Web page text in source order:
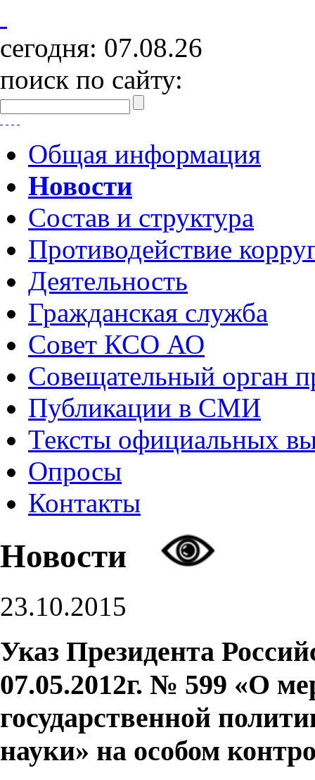
сегодня: 07.08.26
поиск по сайту:
Общая информация
Новости
Состав и структура
Противодействие
Деятельность
Гражданская служба
Совет КСО АО
Совещательный орган
Публикации в СМИ
Тексты официальных
Опросы
Контакты
Новости
23.10.2015
Указ Президента
07.05.2012г. № 599 «О
государственной
науки» на особом